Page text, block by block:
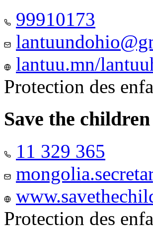
99910173
lantuu.mn/
Protection des
Save the children
11 329 365
Protection des